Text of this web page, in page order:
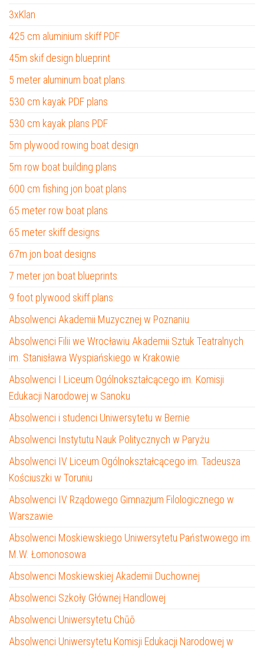
3xKlan
425 cm aluminium skiff PDF
45m skif design blueprint
5 meter aluminum boat plans
530 cm kayak PDF plans
530 cm kayak plans PDF
5m plywood rowing boat design
5m row boat building plans
600 cm fishing jon boat plans
65 meter row boat plans
65 meter skiff designs
67m jon boat designs
7 meter jon boat blueprints
9 foot plywood skiff plans
Absolwenci Akademii Muzycznej w Poznaniu
Absolwenci Filii we Wrocławiu Akademii Sztuk Teatralnych
im. Stanisława Wyspiańskiego w Krakowie
Absolwenci I Liceum Ogólnokształcącego im. Komisji
Edukacji Narodowej w Sanoku
Absolwenci i studenci Uniwersytetu w Bernie
Absolwenci Instytutu Nauk Politycznych w Paryżu
Absolwenci IV Liceum Ogólnokształcącego im. Tadeusza
Kościuszki w Toruniu
Absolwenci IV Rządowego Gimnazjum Filologicznego w
Warszawie
Absolwenci Moskiewskiego Uniwersytetu Państwowego im.
M.W. Łomonosowa
Absolwenci Moskiewskiej Akademii Duchownej
Absolwenci Szkoły Głównej Handlowej
Absolwenci Uniwersytetu Chūō
Absolwenci Uniwersytetu Komisji Edukacji Narodowej w